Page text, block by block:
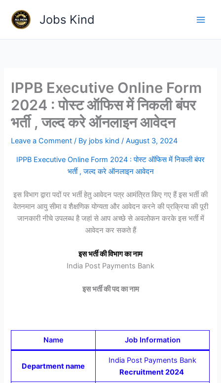
content
Jobs Kind
IPPB Executive Online Form
2024 : पोस्ट ऑफिस में निकली बंपर
भर्ती , जल्द करे ऑनलाइन आवेदन
Leave a Comment / By jobs kind/August 3, 2024
IPPB Executive Online Form 2024 : पोस्ट ऑफिस में निकली बंपर
भर्ती , जल्द करे ऑनलाइन आवेदन
इस विभाग द्वारा पदों पर भर्ती हेतु आवेदन पत्र आमंत्रित किए गए हैं इस भर्ती की
वेतनमान आयु सीमा व शैक्षणिक योग्यता और आवेदन करने की प्रक्रिया की पूरी
जानकारी नीचे उपलब्ध है जहां से आप अच्छे से अवलोकन करके इस भर्ती में
आवेदन कर सकते हैं
इस भर्ती की विभाग का नाम
India Post Payments Bank
इस भर्ती की पद का नाम
Name Job Information
Department name
India Post Payments Bank
Recruitment 2024